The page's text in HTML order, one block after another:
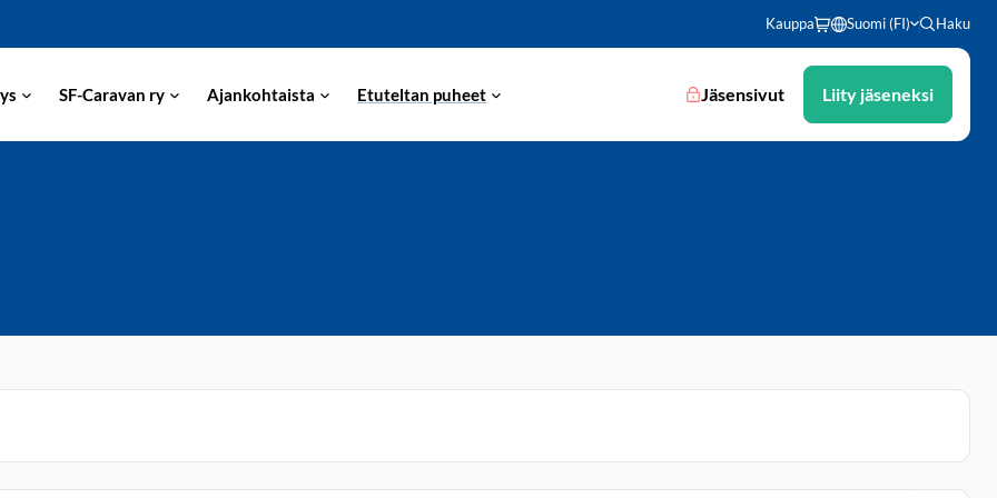
Kauppa Suomi (FI) Haku
SF-Caravan ry Ajankohtaista Etuteltan puheet Jäsensivut Liity jäseneksi